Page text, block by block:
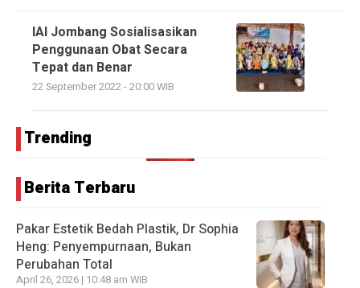
IAI Jombang Sosialisasikan
Penggunaan Obat Secara
Tepat dan Benar
22 September 2022 - 20:00 WIB
Trending
Berita Terbaru
Pakar Estetik Bedah Plastik, Dr Sophia
Heng: Penyempurnaan, Bukan
Perubahan Total
April 26, 2026 | 10:48 am WIB